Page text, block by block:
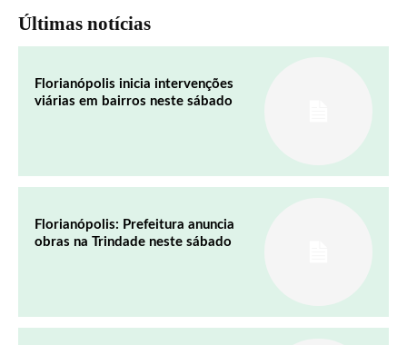
Últimas notícias
Florianópolis inicia intervenções
viárias em bairros neste sábado
Florianópolis: Prefeitura anuncia
obras na Trindade neste sábado